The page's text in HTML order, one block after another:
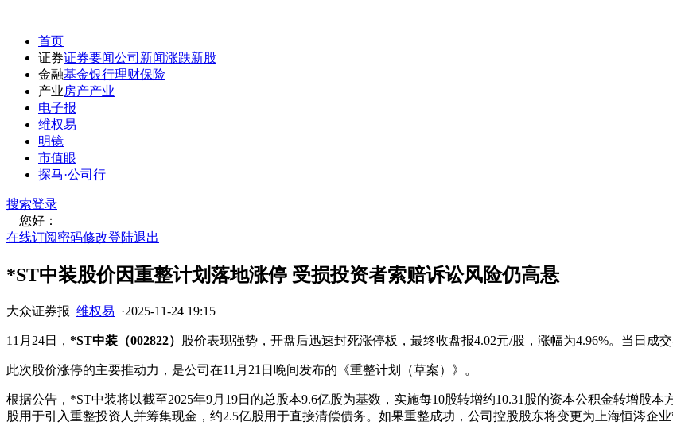
首页
证券证券要闻公司新闻涨跌新股
金融基金银行理财保险
产业房产产业
电子报
维权易
明镜
市值眼
探马·公司行
搜索登录
您好：
在线订阅密码修改登陆退出
*ST中装股价因重整计划落地涨停 受损投资者索赔诉讼风险仍高悬
大众证券报 维权易 ·2025-11-24 19:15
11月24日， *ST中装（002822） 股价表现强势，开盘后迅速封死涨停板，最终收盘报4.02元/股，涨幅为4.96%。当日成交
此次股价涨停的主要推动力，是公司在11月21日晚间发布的《重整计划（草案）》。
根据公告，*ST中装将以截至2025年9月19日的总股本9.6亿股为基数，实施每10股转增约10.31股的资本公积金转增股
股用于引入重整投资人并筹集现金，约2.5亿股用于直接清偿债务。如果重整成功，公司控股股东将变更为上海恒涔企